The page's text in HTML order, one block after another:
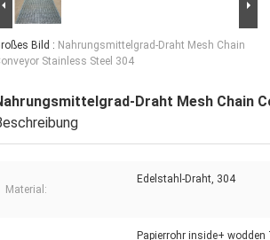
Bild : Nahrungsmittelgrad-Draht Mesh Chain
Stainless Steel 304
Draht Mesh Chain
Material:
Edelstahl-Draht, 304
Papierrohr inside+ wodden